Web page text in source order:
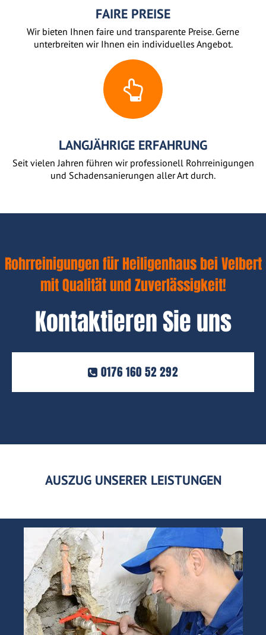
FAIRE PREISE
Wir bieten Ihnen faire und transparente Preise. Gerne
unterbreiten wir Ihnen ein individuelles Angebot.
LANGJÄHRIGE ERFAHRUNG
Seit vielen Jahren führen wir professionell Rohrreinigungen
und Schadensanierungen aller Art durch.
Rohrreinigungen für Heiligenhaus bei Velbert
mit Qualität und Zuverlässigkeit!
Kontaktieren Sie uns
0176 160 52 292
AUSZUG UNSERER LEISTUNGEN